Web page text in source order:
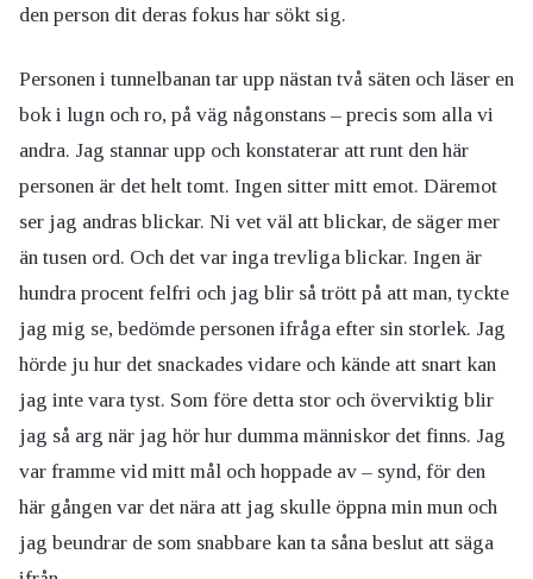
den person dit deras fokus har sökt sig.
Personen i tunnelbanan tar upp nästan två säten och läser en
bok i lugn och ro, på väg någonstans – precis som alla vi
andra. Jag stannar upp och konstaterar att runt den här
personen är det helt tomt. Ingen sitter mitt emot. Däremot
ser jag andras blickar. Ni vet väl att blickar, de säger mer
än tusen ord. Och det var inga trevliga blickar. Ingen är
hundra procent felfri och jag blir så trött på att man, tyckte
jag mig se, bedömde personen ifråga efter sin storlek. Jag
hörde ju hur det snackades vidare och kände att snart kan
jag inte vara tyst. Som före detta stor och överviktig blir
jag så arg när jag hör hur dumma människor det finns. Jag
var framme vid mitt mål och hoppade av – synd, för den
här gången var det nära att jag skulle öppna min mun och
jag beundrar de som snabbare kan ta såna beslut att säga